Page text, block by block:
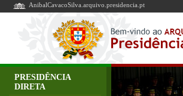
AnibalCavacoSilva.arquivo.presidencia.pt
PRESIDÊNCIA
DIRETA